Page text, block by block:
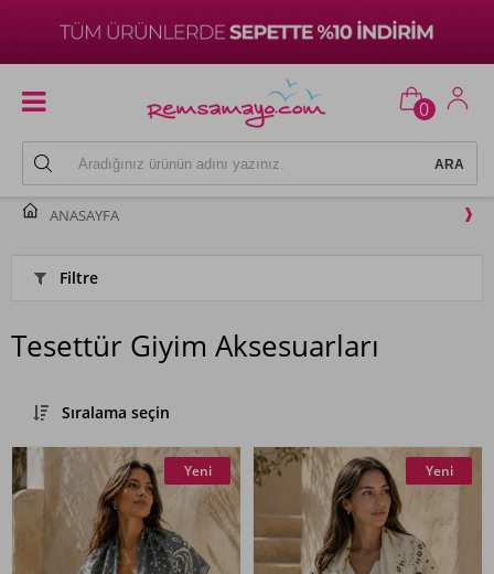
0
ANASAYFA
Filtre
Tesettür Giyim Aksesuarları
Sıralama seçin
Yeni Yeni